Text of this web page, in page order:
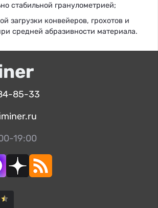
стабильной гранулометрией;
загрузки конвейеров, грохотов и
средней абразивности материала.
85-33
19:00